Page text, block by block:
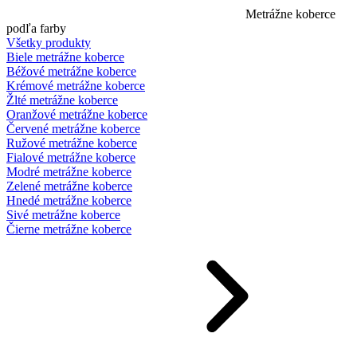
Metrážne koberce
podľa farby
Všetky produkty
Biele metrážne koberce
Béžové metrážne koberce
Krémové metrážne koberce
Žlté metrážne koberce
Oranžové metrážne koberce
Červené metrážne koberce
Ružové metrážne koberce
Fialové metrážne koberce
Modré metrážne koberce
Zelené metrážne koberce
Hnedé metrážne koberce
Sivé metrážne koberce
Čierne metrážne koberce